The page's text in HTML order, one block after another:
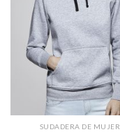
SUDADERA DE MUJER